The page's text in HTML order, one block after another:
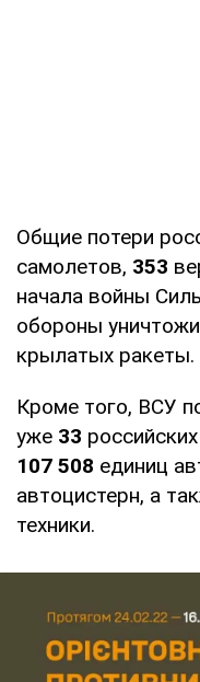
Общие потери
самолетов, 353
начала войны
обороны
крылатых ракеты.
Кроме того, ВСУ
уже 33
107 508 единиц
автоцистерн, а
техники.